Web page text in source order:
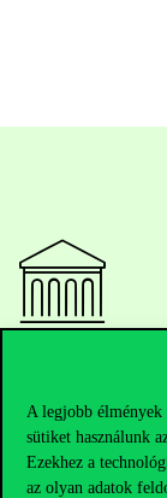
A legjobb élmények
sütiket használunk
Ezekhez a
az olyan adatok
Telefonszám:+36